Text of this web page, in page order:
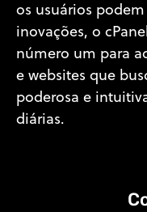
os usuários podem
inovações, o
número um para
e websites que
poderosa e
diárias.